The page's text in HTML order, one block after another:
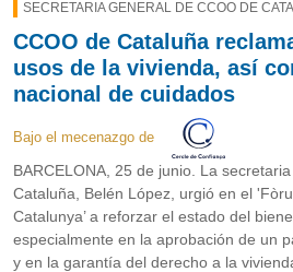
SECRETARIA GENERAL DE CCOO DE
CCOO de Cataluña
usos de la vivienda, así
nacional de cuidados
Bajo el mecenazgo de
BARCELONA, 25 de junio. La
Cataluña, Belén López, urgió en el
Catalunya’ a reforzar el estado del
especialmente en la aprobación de un
y en la garantía del derecho a la